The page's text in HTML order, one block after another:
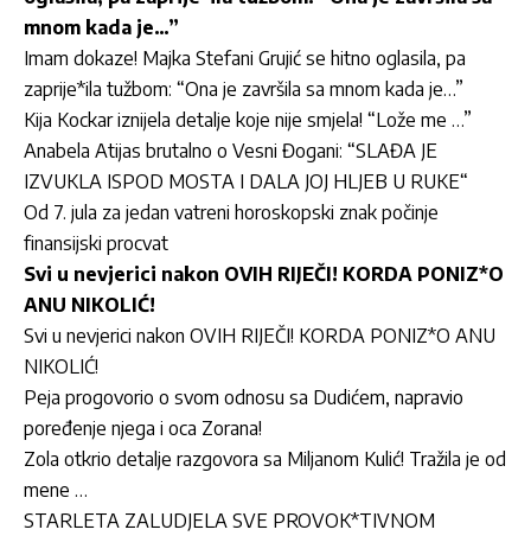
mnom kada je…”
Imam dokaze! Majka Stefani Grujić se hitno oglasila, pa
zaprije*ila tužbom: “Ona je završila sa mnom kada je…”
Kija Kockar iznijela detalje koje nije smjela! “Lože me …”
Anabela Atijas brutalno o Vesni Đogani: “SLAĐA JE
IZVUKLA ISPOD MOSTA I DALA JOJ HLJEB U RUKE“
Od 7. jula za jedan vatreni horoskopski znak počinje
finansijski procvat
Svi u nevjerici nakon OVIH RIJEČI! KORDA PONIZ*O
ANU NIKOLIĆ!
Svi u nevjerici nakon OVIH RIJEČI! KORDA PONIZ*O ANU
NIKOLIĆ!
Peja progovorio o svom odnosu sa Dudićem, napravio
poređenje njega i oca Zorana!
Zola otkrio detalje razgovora sa Miljanom Kulić! Tražila je od
mene …
STARLETA ZALUDJELA SVE PROVOK*TIVNOM